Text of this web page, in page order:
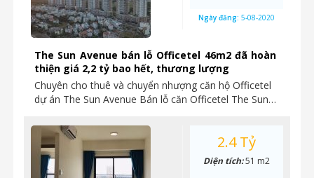
The Sun Avenue bán lỗ Officetel 46m2 đã hoàn
thiện giá 2,2 tỷ bao hết, thương lượng
Chuyên cho thuê và chuyển nhượng căn hộ Officetel
dự án The Sun Avenue Bán lỗ căn Officetel The Sun…
Ngày đăng: 5-08-2020
2.4 Tỷ
Diện tích:51 m2